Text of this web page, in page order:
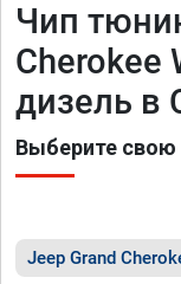
Чип
Cherokee
дизель в
Выберите
Jeep Grand